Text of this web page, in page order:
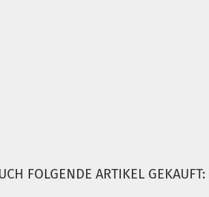
FOLGENDE ARTIKEL GEKAUFT: